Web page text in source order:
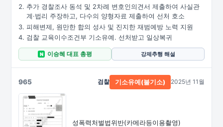
추가 경찰조사 동석 및 2차례 변호인의견서 제출하여 사실관
계·법리 주장하고, 다수의 양형자료 제출하여 선처 호소
피해변제, 원만한 합의 성사 및 진지한 재범예방 노력 지원
검찰 교육이수조건부 기소유예. 선처받고 일상복귀
N 이승혜 대표 총평 강제추행 해설
965
성폭력처벌법위반(카메라등이용촬영)
검찰 기소유예(불기소) 2025년 11월